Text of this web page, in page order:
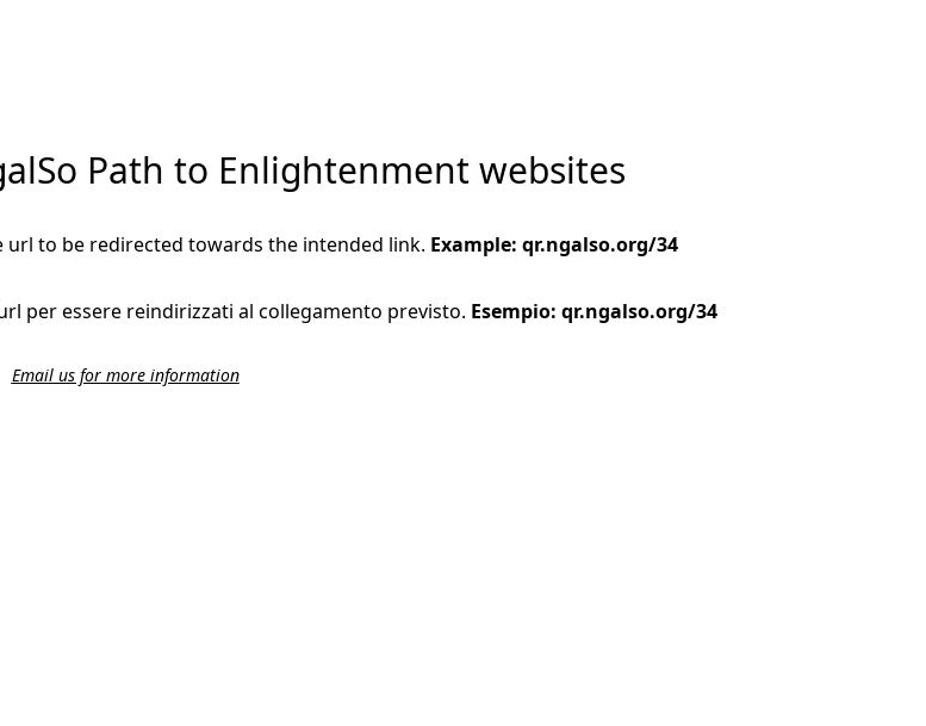
Path to Enlightenment websites
to be redirected towards the intended link. Example: qr.ngalso.org/34
per essere reindirizzati al collegamento previsto. Esempio: qr.ngalso.org/34
Email us for more information